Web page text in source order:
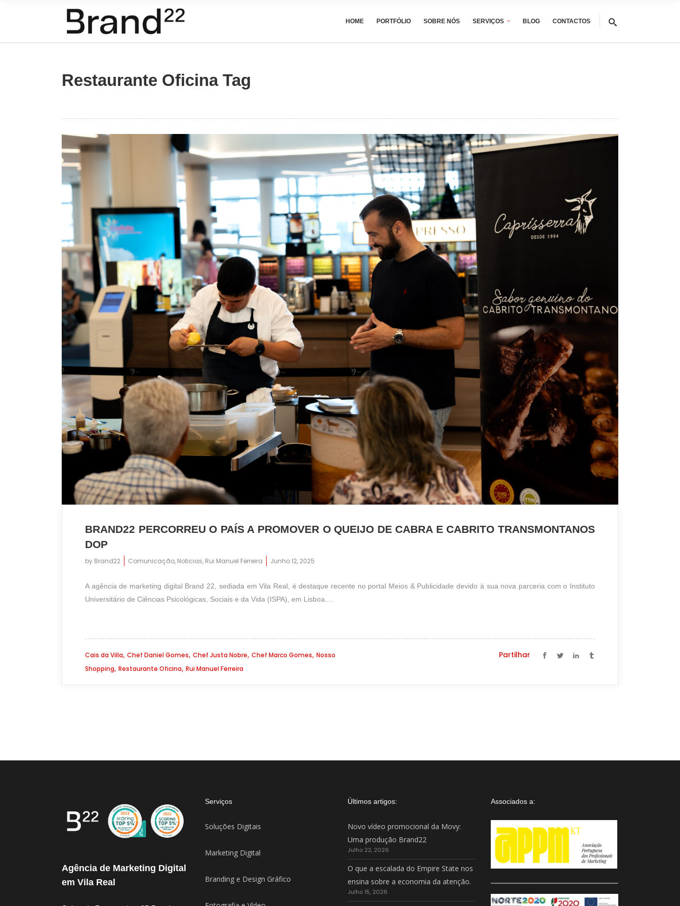
HOME PORTFÓLIO SOBRE NÓS SERVIÇOS BLOG CONTACTOS
Restaurante Oficina Tag
BRAND22 PERCORREU O PAÍS A PROMOVER O QUEIJO DE CABRA E CABRITO TRANSMONTANOS
DOP
by Brand22 Comunicação, Noticias, Rui Manuel Ferreira Junho 12, 2025
A agência de marketing digital Brand 22, sediada em Vila Real, é destaque recente no portal Meios & Publicidade devido à sua nova parceria com o Instituto
Universitário de Ciências Psicológicas, Sociais e da Vida (ISPA), em Lisboa....
Cais da Villa, Chef Daniel Gomes, Chef Justa Nobre, Chef Marco Gomes, Nosso
Shopping, Restaurante Oficina, Rui Manuel Ferreira
Partilhar
Agência de Marketing Digital
em Vila Real
Serviços
Soluções Digitais
Marketing Digital
Branding e Design Gráfico
Últimos artigos:
Novo vídeo promocional da Movy:
Uma produção Brand22
Julho 22, 2026
O que a escalada do Empire State nos
ensina sobre a economia da atenção.
Julho 15, 2026
Associados a:
Olá!